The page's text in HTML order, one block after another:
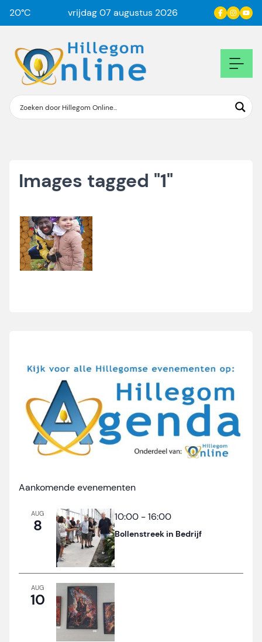
20°C vrijdag 07 augustus 2026
Images tagged "1"
Aankomende evenementen
AUG
8 10:00 -16:00
Bollenstreek in Bedrijf
AUG
10